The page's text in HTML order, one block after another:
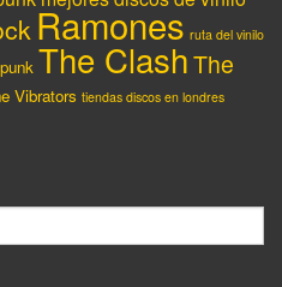
Ramones ruta del vinilo
The ClashThe
Vibrators tiendas discos en londres